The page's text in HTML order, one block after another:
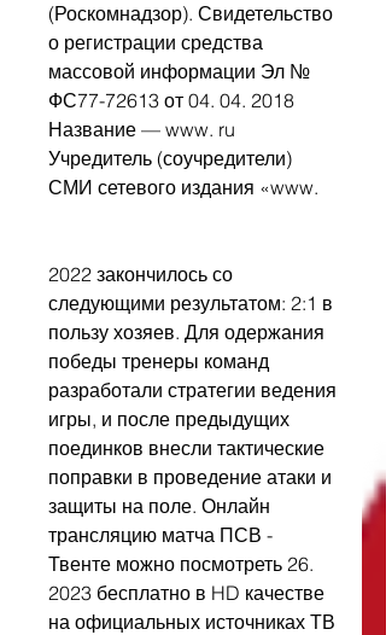
(Роскомнадзор). Свидетельство
о регистрации средства
массовой информации Эл №
ФС77-72613 от 04. 04. 2018
Название — www. ru
Учредитель (соучредители)
СМИ сетевого издания «www.
2022 закончилось со
следующими результатом: 2:1 в
пользу хозяев. Для одержания
победы тренеры команд
разработали стратегии ведения
игры, и после предыдущих
поединков внесли тактические
поправки в проведение атаки и
защиты на поле. Онлайн
трансляцию матча ПСВ -
Твенте можно посмотреть 26.
2023 бесплатно в HD качестве
на официальных источниках ТВ